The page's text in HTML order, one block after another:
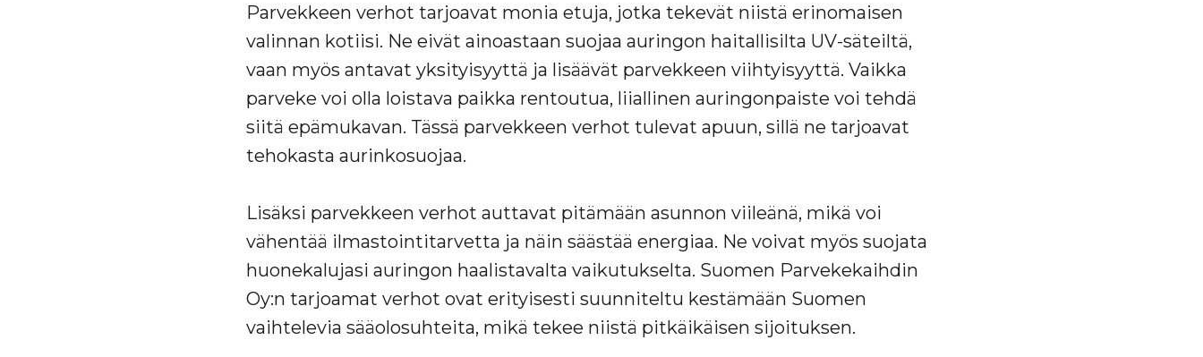
Parvekkeen verhot tarjoavat monia etuja, jotka tekevät niistä erinomaisen
valinnan kotiisi. Ne eivät ainoastaan suojaa auringon haitallisilta UV-säteiltä,
vaan myös antavat yksityisyyttä ja lisäävät parvekkeen viihtyisyyttä. Vaikka
parveke voi olla loistava paikka rentoutua, liiallinen auringonpaiste voi tehdä
siitä epämukavan. Tässä parvekkeen verhot tulevat apuun, sillä ne tarjoavat
tehokasta aurinkosuojaa.
Lisäksi parvekkeen verhot auttavat pitämään asunnon viileänä, mikä voi
vähentää ilmastointitarvetta ja näin säästää energiaa. Ne voivat myös suojata
huonekalujasi auringon haalistavalta vaikutukselta. Suomen Parvekekaihdin
Oy:n tarjoamat verhot ovat erityisesti suunniteltu kestämään Suomen
vaihtelevia sääolosuhteita, mikä tekee niistä pitkäikäisen sijoituksen.